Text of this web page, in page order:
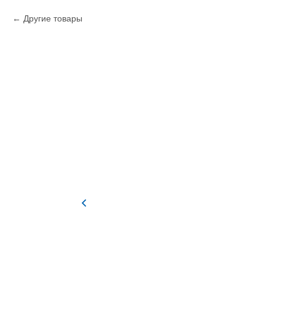
Другие товары